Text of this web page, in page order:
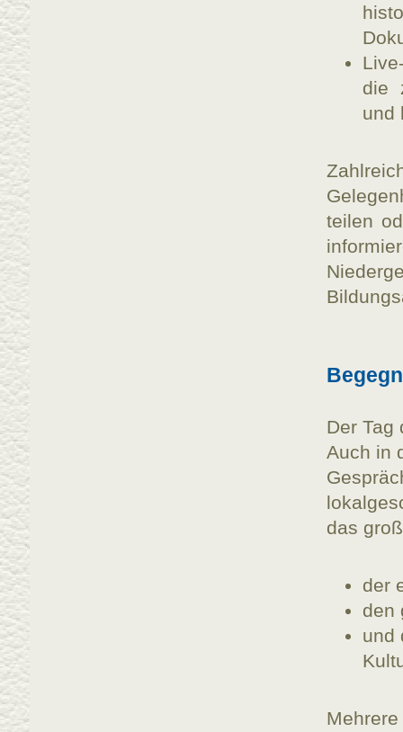
die
und
teilen
Der Tag
Auch in
das
der
den
und